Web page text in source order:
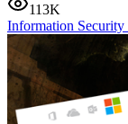
113K
Information Security